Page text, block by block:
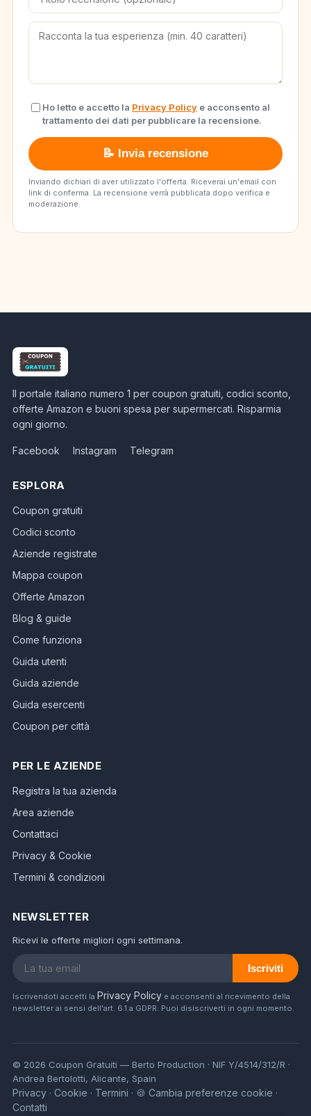
Ho letto e accetto la Privacy Policy e acconsento al
trattamento dei dati per pubblicare la recensione.
📝 Invia recensione
Inviando dichiari di aver utilizzato l'offerta. Riceverai un'email con
link di conferma. La recensione verrà pubblicata dopo verifica e
moderazione.
Il portale italiano numero 1 per coupon gratuiti, codici sconto,
offerte Amazon e buoni spesa per supermercati. Risparmia
ogni giorno.
Facebook Instagram Telegram
ESPLORA
Coupon gratuiti
Codici sconto
Aziende registrate
Mappa coupon
Offerte Amazon
Blog & guide
Come funziona
Guida utenti
Guida aziende
Guida esercenti
Coupon per città
PER LE AZIENDE
Registra la tua azienda
Area aziende
Contattaci
Privacy & Cookie
Termini & condizioni
NEWSLETTER
Ricevi le offerte migliori ogni settimana.
Iscriviti
Iscrivendoti accetti la Privacy Policy e acconsenti al ricevimento della
newsletter ai sensi dell'art. 6.1.a GDPR. Puoi disiscriverti in ogni momento.
© 2026 Coupon Gratuiti — Berto Production · NIF Y/4514/312/R ·
Andrea Bertolotti, Alicante, Spain
Privacy · Cookie · Termini · 🍪 Cambia preferenze cookie ·
Contatti